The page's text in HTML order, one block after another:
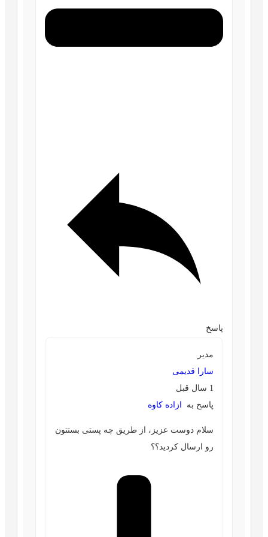
پاسخ
مدیر
سارا قدیمی
1 سال قبل
پاسخ به
ازاده کاوه
سلام دوست عزیز، از طریق چه پستی بستتون
رو ارسال کردید؟؟